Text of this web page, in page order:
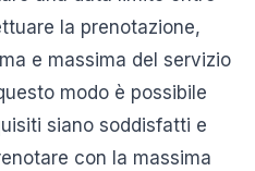
la prenotazione,
e massima del servizio
modo è possibile
siano soddisfatti e
con la massima